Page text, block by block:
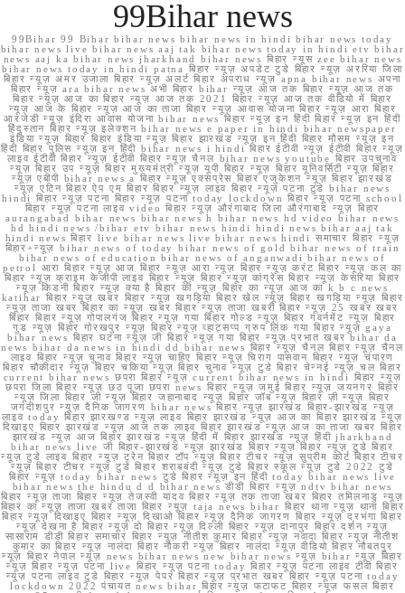
99Bihar news
99Bihar 99 Bihar bihar news bihar news in hindi bihar news today
bihar news live bihar news aaj tak bihar news today in hindi etv bihar
news aaj ka bihar news jharkhand bihar news बिहार न्यूस zee bihar news
bihar news today in hindi patna बिहार न्यूज़ अपडेट टुडे बिहार न्यूज़ अररिया जिला
बिहार न्यूज़ अमर उजाला बिहार न्यूज़ अलर्ट बिहार अपराध न्यूज़ apna bihar news अपना
बिहार न्यूज़ ara bihar news अभी बिहार bihar न्यूज़ आज तक बिहार न्यूज़ आज तक
बिहार न्यूज़ आज का बिहार न्यूज़ आज तक 2021 बिहार न्यूज़ आज तक वीडियो में बिहार
न्यूज़ आज के बिहार न्यूज़ आज का ताजा बिहार न्यूज़ आवास योजना बिहार न्यूज़ आरा बिहार
आरजेडी न्यूज़ इंदिरा आवास योजना bihar news बिहार न्यूज़ इन हिंदी बिहार न्यूज़ इन हिंदी
हिंदुस्तान बिहार न्यूज़ इलेक्शन bihar news e paper in hindi bihar newspaper
इंडिया न्यूज़ बिहार बिहार इंडिया न्यूज़ बिहार झारखंड न्यूज़ इन हिंदी बिहार मौसम न्यूज़ इन
हिंदी बिहार पुलिस न्यूज़ इन हिंदी bihar news i hindi बिहार ईटीवी न्यूज़ ईटीवी बिहार न्यूज़
लाइव ईटीवी बिहार न्यूज़ ईटीवी बिहार न्यूज़ चैनल bihar news youtube बिहार उपचुनाव
न्यूज़ बिहार उप न्यूज़ बिहार मुख्यमंत्री न्यूज़ यूपी बिहार न्यूज़ बिहार यूनिवर्सिटी न्यूज़ बिहार
न्यूज़ एबीपी bihar news a बिहार न्यूज़ एक्सप्रेस बिहार एजुकेशन न्यूज़ बिहार झारखंड
न्यूज़ एटिन बिहार ऐप एम बिहार बिहार न्यूज़ लाइव बिहार न्यूज़ पटना टुडे bihar news
hindi बिहार न्यूज़ पटना बिहार न्यूज़ पटना today lockdown बिहार न्यूज़ पटना school
बिहार न्यूज़ पटना लाइव video बिहार न्यूज़ औरंगाबाद जिला औरंगाबाद न्यूज़ बिहार
aurangabad bihar news bihar news h bihar news hd video bihar news
hd hindi news /bihar etv bihar news hindi hindi news bihar aaj tak
hindi news बिहार live bihar news live bihar news hindi समाचार बिहार न्यूज़
बिहार+न्यूज़ bihar news of today bihar news of gold bihar news of train
bihar news of education bihar news of anganwadi bihar news of
petrol आरा बिहार न्यूज़ आज बिहार न्यूज़ आरा न्यूज़ बिहार न्यूज़ करंट बिहार न्यूज़ कल का
बिहार न्यूज़ क्राइम केजीपी लाइव बिहार न्यूज़ बिहार न्यूज़ कांग्रेस बिहार न्यूज़ केसरिया बिहार
न्यूज़ किडनी बिहार न्यूज़ क्या है बिहार की न्यूज़ बिहार का न्यूज़ आज का k b c news
katihar बिहार न्यूज़ खबर बिहार न्यूज़ खगड़िया बिहार खेल न्यूज़ बिहार खगड़िया न्यूज़ बिहार
न्यूज़ ताजा खबर बिहार का न्यूज़ खबर बिहार न्यूज़ ताजा खबरी बिहार न्यूज़ 25 खबर खबर
बिहार बिहार न्यूज़ गोपालगंज बिहार न्यूज़ गया बिहार गोल्ड न्यूज़ बिहार गवर्नमेंट न्यूज़ बिहार
गुड न्यूज़ बिहार गोरखपुर न्यूज़ बिहार न्यूज़ व्हाट्सप्प ग्रुप लिंक गया बिहार न्यूज़ gaya
bihar news बिहार घटना न्यूज़ जी बिहार न्यूज़ गया बिहार न्यूज़ प्रभात खबर bihar da
news bihar da news in hindi dd bihar news बिहार न्यूज़ चैनल बिहार न्यूज़ चैनल
लाइव बिहार न्यूज़ चुनाव बिहार न्यूज़ चाहिए बिहार न्यूज़ चिराग पासवान बिहार न्यूज़ चंपारण
बिहार चौकीदार न्यूज़ बिहार चकिया न्यूज़ बिहार चुनाव न्यूज़ टुडे बिहार चेन्नई न्यूज़ चल बिहार
current bihar news छपरा बिहार न्यूज़ current bihar news in hindi बिहार न्यूज़
छपरा जिला बिहार न्यूज़ छठ पूजा छपरा news बिहार न्यूज़ जमुई बिहार न्यूज़ जयनगर बिहार
न्यूज़ जिला बिहार जी न्यूज़ बिहार जहानाबाद न्यूज़ बिहार जॉब न्यूज़ बिहार ज़ी न्यूज़ बिहार
जगदीशपुर न्यूज़ दैनिक जागरण bihar news बिहार न्यूज़ झारखंड बिहार-झारखंड न्यूज़
लाइव today बिहार झारखण्ड न्यूज़ लाइव बिहार झारखंड न्यूज़ आज का बिहार झारखंड न्यूज़
दिखाइए बिहार झारखंड न्यूज़ आज तक लाइव बिहार झारखंड न्यूज़ आज का ताजा खबर बिहार
झारखंड न्यूज़ आज बिहार झारखंड न्यूज़ हिंदी में बिहार झारखंड न्यूज़ हिंदी jharkhand
bihar news live जी बिहार-झारखंड न्यूज़ झारखंड बिहार न्यूज़ बिहार न्यूज़ टुडे बिहार
न्यूज़ टुडे लाइव बिहार न्यूज़ ट्रेन बिहार टॉप न्यूज़ बिहार टीचर न्यूज़ सुप्रीम कोर्ट बिहार टीचर
न्यूज़ बिहार टीचर न्यूज़ टुडे बिहार शराबबंदी न्यूज़ टुडे बिहार स्कूल न्यूज़ टुडे 2022 टुडे
बिहार न्यूज़ today bihar news टुडे बिहार न्यूज़ इन हिंदी today bihar news live
bihar news the hindu d d bihar news डीडी बिहार न्यूज़ ndtv bihar news
बिहार न्यूज़ ताजा बिहार न्यूज़ तेजस्वी यादव बिहार न्यूज़ तक ताजा खबर बिहार तमिलनाडु न्यूज़
बिहार का न्यूज़ ताजा खबर ताजा बिहार न्यूज़ taja news bihar बिहार थाना न्यूज़ थाना बिहार
बिहार न्यूज़ दिखाइए बिहार न्यूज़ दिखाओ बिहार न्यूज़ दैनिक जागरण बिहार न्यूज़ दरभंगा बिहार
न्यूज़ देखना है बिहार न्यूज़ दो बिहार न्यूज़ दिल्ली बिहार न्यूज़ दानापुर बिहार दर्शन न्यूज़
सासाराम डीडी बिहार समाचार बिहार न्यूज़ नीतीश कुमार बिहार न्यूज़ नवादा बिहार न्यूज़ नीतीश
कुमार का बिहार न्यूज़ नालंदा बिहार नौकरी न्यूज़ बिहार नालंदा न्यूज़ वीडियो बिहार नौबतपुर
न्यूज़ बिहार नेपाल न्यूज़ news bihar news new bihar news न्यूज़ bihar न्यूज़ बिहार
न्यूज़ बिहार न्यूज़ पटना live बिहार न्यूज़ पटना today बिहार न्यूज़ पटना लाइव टीवी बिहार
न्यूज़ पटना लाइव टुडे बिहार न्यूज़ पेपर बिहार न्यूज़ प्रभात खबर बिहार न्यूज़ पटना today
lockdown 2022 पंचायत news bihar बिहार न्यूज़ फटाफट बिहार न्यूज़ फसल बिहार